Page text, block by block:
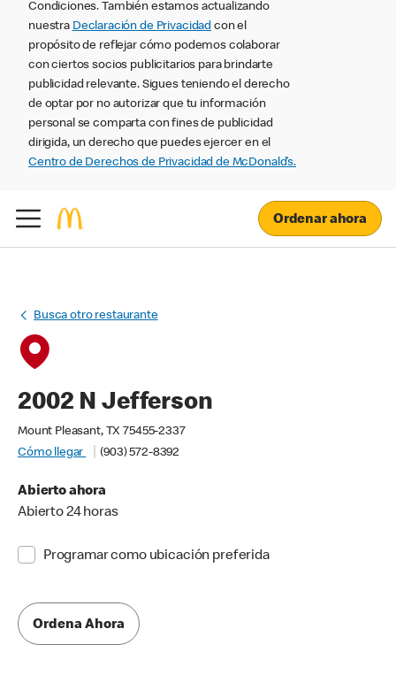
Condiciones. También estamos actualizando
nuestra Declaración de Privacidad con el
propósito de reflejar cómo podemos colaborar
con ciertos socios publicitarios para brindarte
publicidad relevante. Sigues teniendo el derecho
de optar por no autorizar que tu información
personal se comparta con fines de publicidad
dirigida, un derecho que puedes ejercer en el
Centro de Derechos de Privacidad de McDonald’s.
Ordenar ahora
Busca otro restaurante
2002 N Jefferson
Mount Pleasant, TX 75455-2337
Cómo llegar
(903) 572-8392
Abierto ahora
Abierto 24 horas
Programar como ubicación preferida
Ordena Ahora